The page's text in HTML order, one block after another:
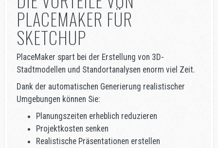
PLACEMAKER FÜR
SKETCHUP
PlaceMaker spart bei der Erstellung von 3D-
Stadtmodellen und Standortanalysen enorm viel Zeit.
Dank der automatischen Generierung realistischer
Umgebungen können Sie:
Planungszeiten erheblich reduzieren
Projektkosten senken
Realistische Präsentationen erstellen